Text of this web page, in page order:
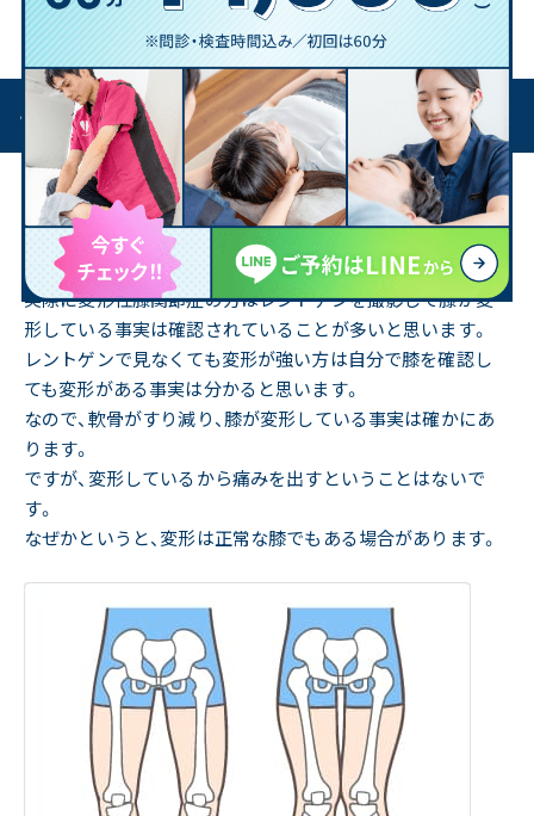
「変形性膝関節症」 〜 そもそも痛いのか?
「変形性膝関節症になっているから膝が痛い」というのが一
般的な認識だと思いますが、本当に膝が変形していると痛み
を出すのでしょうか?
実際に変形性膝関節症の方はレントゲンを撮影して膝が変
形している事実は確認されていることが多いと思います。
レントゲンで見なくても変形が強い方は自分で膝を確認し
ても変形がある事実は分かると思います。
なので、軟骨がすり減り、膝が変形している事実は確かにあ
ります。
ですが、変形しているから痛みを出すということはないで
す。
なぜかというと、変形は正常な膝でもある場合があります。